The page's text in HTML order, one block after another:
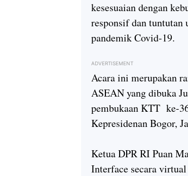
kesesuaian dengan
responsif dan tuntutan
pandemik Covid-19.
ADVERTISEMENT
Acara ini merupakan
ASEAN yang dibuka
pembukaan KTT ke-
Kepresidenan Bogor,
Ketua DPR RI Puan
Interface secara